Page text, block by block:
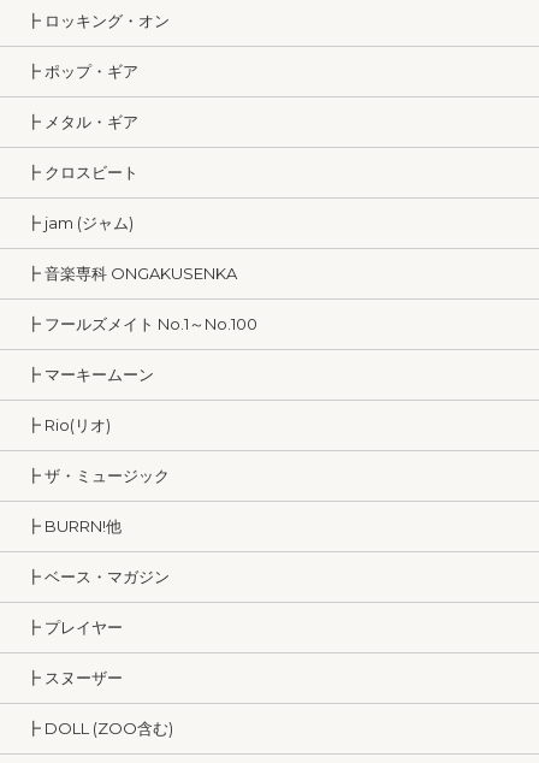
┣ ロッキング・オン
┣ ポップ・ギア
┣ メタル・ギア
┣ クロスビート
┣ jam (ジャム)
┣ 音楽専科 ONGAKUSENKA
┣ フールズメイト No.1～No.100
┣ マーキームーン
┣ Rio(リオ)
┣ ザ・ミュージック
┣ BURRN!他
┣ ベース・マガジン
┣ プレイヤー
┣ スヌーザー
┣ DOLL (ZOO含む)